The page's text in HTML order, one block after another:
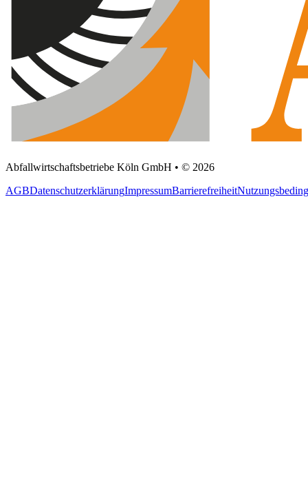
Abfallwirtschaftsbetriebe Köln GmbH • © 2026
AGBDatenschutzerklärungImpressumBarrierefreiheit